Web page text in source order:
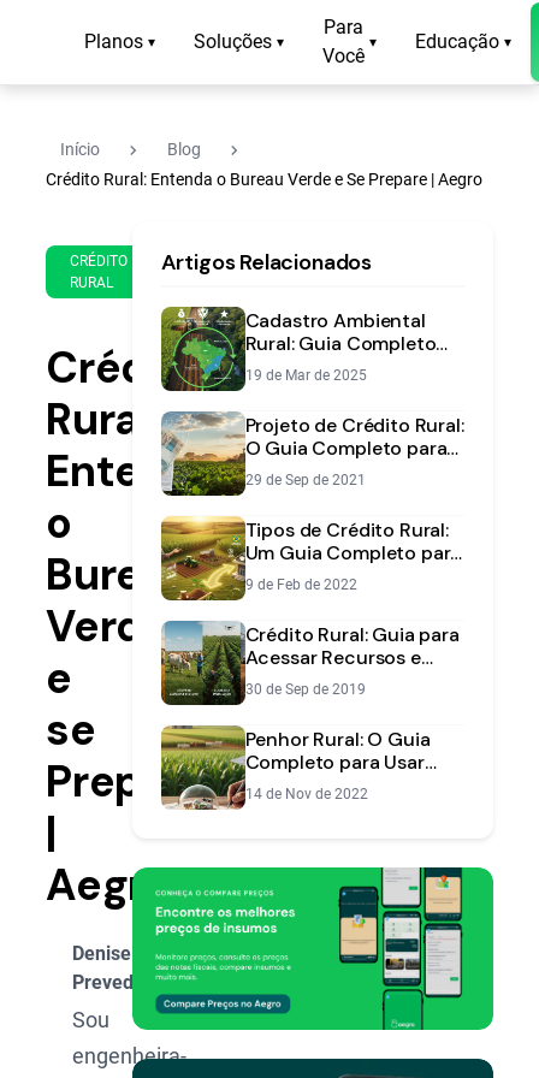
Planos ▾ Soluções ▾
Para
Você
▾ Educação ▾
Início navigate_next Blog navigate_next
Crédito Rural: Entenda o Bureau Verde e Se Prepare | Aegro
CRÉDITO
RURAL
Oct
2021
min
leitura
Crédito
Rural:
Entenda
o
Bureau
Verde
e
se
Prepare
|
Aegro
Denise
Prevedel
Sou
engenheira-
Artigos Relacionados
Cadastro Ambiental
Rural: Guia Completo
[2025] | Aegro
19 de Mar de 2025
Projeto de Crédito Rural:
O Guia Completo para
Elaborar o Seu
29 de Sep de 2021
Tipos de Crédito Rural:
Um Guia Completo para
o Produtor
9 de Feb de 2022
Crédito Rural: Guia para
Acessar Recursos e
Investir na Safra
30 de Sep de 2019
Penhor Rural: O Guia
Completo para Usar
Seus Bens como
Garantia de Crédito
14 de Nov de 2022